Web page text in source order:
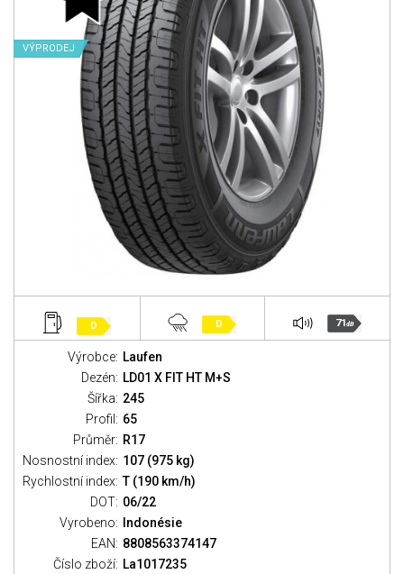
VÝPRODEJ
D D 71dB
Výrobce: Laufen
Dezén: LD01 X FIT HT M+S
Šířka: 245
Profil: 65
Průměr: R17
Nosnostní index: 107 (975 kg)
Rychlostní index: T (190 km/h)
DOT: 06/22
Vyrobeno:
Indonésie
EAN: 8808563374147
Číslo zboží: La1017235